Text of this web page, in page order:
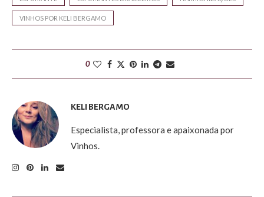
VINHOS POR KELI BERGAMO
0
KELI BERGAMO
Especialista, professora e apaixonada por
Vinhos.